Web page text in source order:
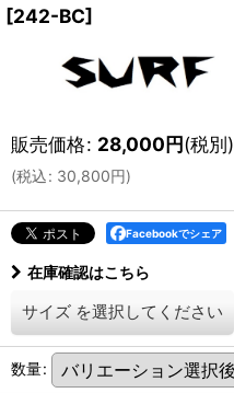
[242-BC]
販売価格: 28,000円(税別)
(税込: 30,800円)
Facebookでシェア
在庫確認はこちら
サイズ を選択してください
数量: